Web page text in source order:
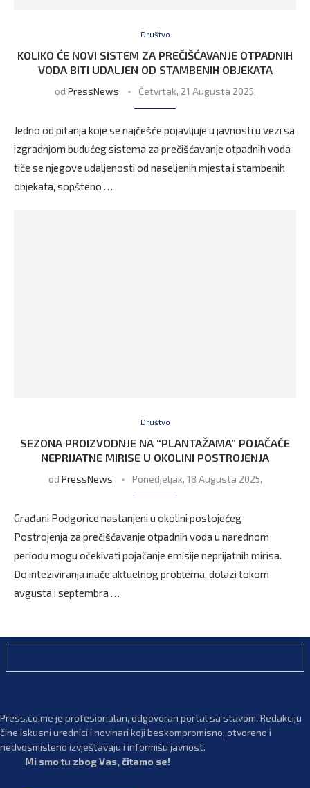
Društvo
KOLIKO ĆE NOVI SISTEM ZA PREČIŠĆAVANJE OTPADNIH
VODA BITI UDALJEN OD STAMBENIH OBJEKATA
od PressNews Četvrtak, 21 Augusta 2025,
Jedno od pitanja koje se najčešće pojavljuje u javnosti u vezi sa
izgradnjom budućeg sistema za prečišćavanje otpadnih voda
tiče se njegove udaljenosti od naseljenih mjesta i stambenih
objekata, sopšteno …
Društvo
SEZONA PROIZVODNJE NA “PLANTAŽAMA” POJAČAĆE
NEPRIJATNE MIRISE U OKOLINI POSTROJENJA
od PressNews Ponedjeljak, 18 Augusta 2025,
Građani Podgorice nastanjeni u okolini postojećeg
Postrojenja za prečišćavanje otpadnih voda u narednom
periodu mogu očekivati pojačanje emisije neprijatnih mirisa.
Do inteziviranja inače aktuelnog problema, dolazi tokom
avgusta i septembra …
Press.co.me je profesionalan, odgovoran portal sa stavom. Redakciju
čine iskusni urednici i novinari koji beskompromisno, otvoreno i
nedvosmisleno izvještavaju i informišu javnost.
Mi smo tu zbog Vas, čitamo se!